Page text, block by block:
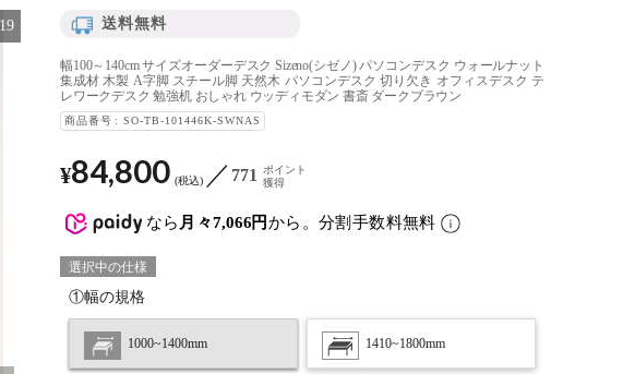
19 送料無料
幅100～140cm サイズオーダーデスク Sizeno(シゼノ) パソコンデスク ウォールナット
集成材 木製 A字脚 スチール脚 天然木 パソコンデスク 切り欠き オフィスデスク テ
レワークデスク 勉強机 おしゃれ ウッディモダン 書斎 ダークブラウン
商品番号 SO-TB-101446K-SWNAS
なら 月々7,066円から。分割手数料無料
¥84,800 税込 771
ポイント
獲得
選択中の仕様
①幅の規格
1000~1400mm 1410~1800mm